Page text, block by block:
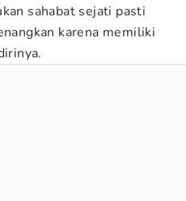
sahabat sejati pasti
karena memiliki